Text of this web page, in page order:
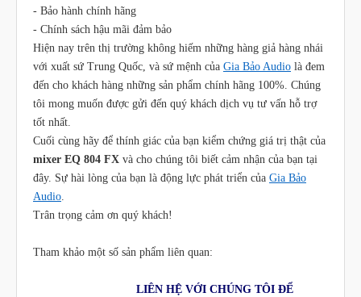
- Bảo hành chính hãng
- Chính sách hậu mãi đảm bảo
Hiện nay trên thị trường không hiếm những hàng giả hàng nhái
với xuất sứ Trung Quốc, và sứ mệnh của Gia Bảo Audio là đem
đến cho khách hàng những sản phẩm chính hãng 100%. Chúng
tôi mong muốn được gửi đến quý khách dịch vụ tư vấn hỗ trợ
tốt nhất.
Cuối cùng hãy để thính giác của bạn kiểm chứng giá trị thật của
mixer EQ 804 FX và cho chúng tôi biết cảm nhận của bạn tại
đây. Sự hài lòng của bạn là động lực phát triển của Gia Bảo
Audio.
Trân trọng cảm ơn quý khách!
Tham khảo một số sản phẩm liên quan:
LIÊN HỆ VỚI CHÚNG TÔI ĐỂ